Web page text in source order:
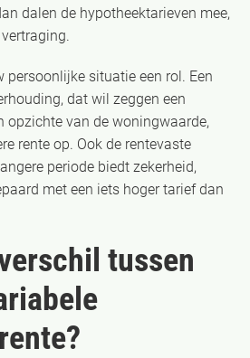
dalen de hypotheektarieven mee,
persoonlijke situatie een rol. Een
dat wil zeggen een
opzichte van de woningwaarde,
rente op. Ook de rentevaste
periode biedt zekerheid,
met een iets hoger tarief dan
tussen